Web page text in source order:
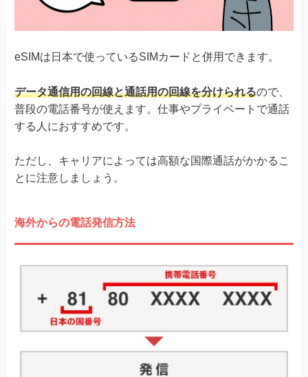
eSIMは日本で使っているSIMカードと併用できます。
データ通信用の回線と通話用の回線を分けられるので、
普段の電話番号が使えます。仕事やプライベートで通話
する人におすすめです。
ただし、キャリアによっては高額な国際通話がかかるこ
とに注意しましょう。
海外からの電話発信方法